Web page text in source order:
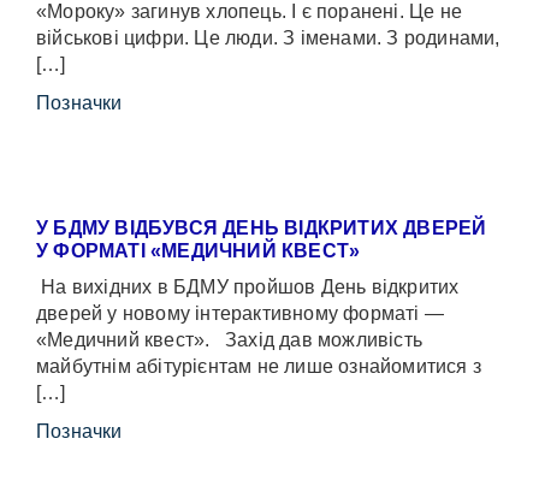
«Мороку» загинув хлопець. І є поранені. Це не
військові цифри. Це люди. З іменами. З родинами,
[…]
Позначки
У БДМУ ВІДБУВСЯ ДЕНЬ ВІДКРИТИХ ДВЕРЕЙ
У ФОРМАТІ «МЕДИЧНИЙ КВЕСТ»
На вихідних в БДМУ пройшов День відкритих
дверей у новому інтерактивному форматі —
«Медичний квест». Захід дав можливість
майбутнім абітурієнтам не лише ознайомитися з
[…]
Позначки